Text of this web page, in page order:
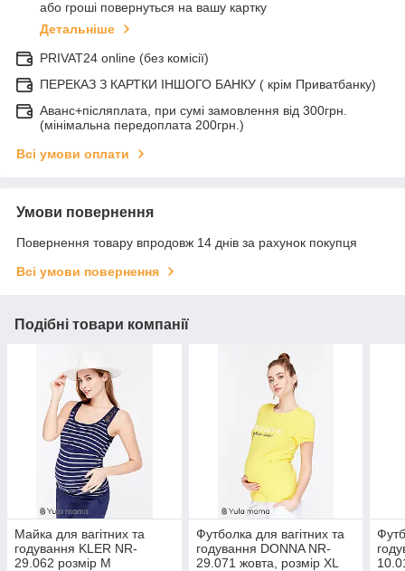
або гроші повернуться на вашу картку
Детальніше
PRIVAT24 online (без комісії)
ПЕРЕКАЗ З КАРТКИ ІНШОГО БАНКУ ( крім Приватбанку)
Аванс+післяплата, при сумі замовлення від 300грн.
(мінімальна передоплата 200грн.)
Всі умови оплати
Умови повернення
Повернення товару впродовж 14 днів за рахунок покупця
Всі умови повернення
Подібні товари компанії
Майка для вагітних та
годування KLER NR-
29.062 розмір M
Футболка для вагітних та
годування DONNA NR-
29.071 жовта, розмір XL